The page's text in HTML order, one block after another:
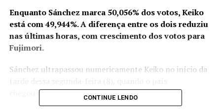
Enquanto Sánchez marca 50,056% dos votos, Keiko
está com 49,944%. A diferença entre os dois reduziu
nas últimas horas, com crescimento dos votos para
Fujimori.
Sánchez ultrapassou numericamente Keiko no início da
chegou a 93,9% das urnas apuradas.
CONTINUE LENDO